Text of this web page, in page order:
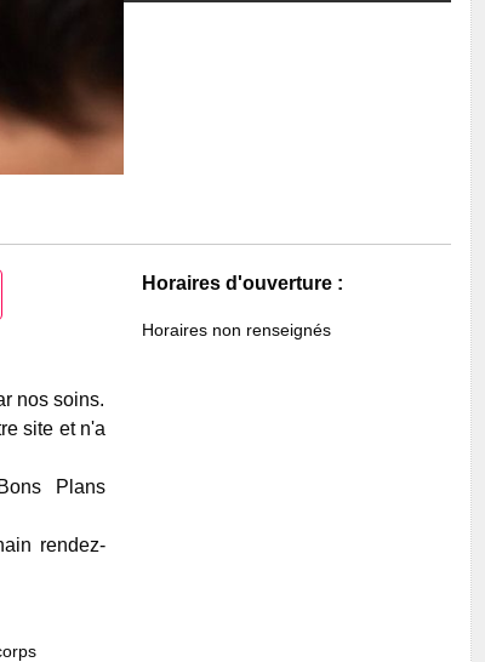
Horaires d'ouverture :
Horaires non renseignés
nos soins.
site et n'a
Plans
rendez-